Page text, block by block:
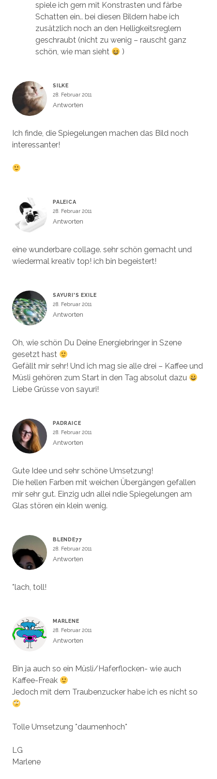
spiele ich gern mit Konstrasten und färbe
Schatten ein.. bei diesen Bildern habe ich
zusätzlich noch an den Helligkeitsreglern
geschraubt (nicht zu wenig – rauscht ganz
schön, wie man sieht
)
SILKE
28. Februar 2011
Antworten
Ich finde, die Spiegelungen machen das Bild noch
interessanter!
PALEICA
28. Februar 2011
Antworten
eine wunderbare collage. sehr schön gemacht und
wiedermal kreativ top! ich bin begeistert!
SAYURI'S EXILE
28. Februar 2011
Antworten
Oh, wie schön Du Deine Energiebringer in Szene
gesetzt hast
Gefällt mir sehr! Und ich mag sie alle drei – Kaffee und
Müsli gehören zum Start in den Tag absolut dazu
Liebe Grüsse von sayuri!
PADRAICE
28. Februar 2011
Antworten
Gute Idee und sehr schöne Umsetzung!
Die hellen Farben mit weichen Übergängen gefallen
mir sehr gut. Einzig udn allei ndie Spiegelungen am
Glas stören ein klein wenig.
BLENDE77
28. Februar 2011
Antworten
*lach, toll!
MARLENE
28. Februar 2011
Antworten
Bin ja auch so ein Müsli/Haferflocken- wie auch
Kaffee-Freak
Jedoch mit dem Traubenzucker habe ich es nicht so
Tolle Umsetzung *daumenhoch*
LG
Marlene